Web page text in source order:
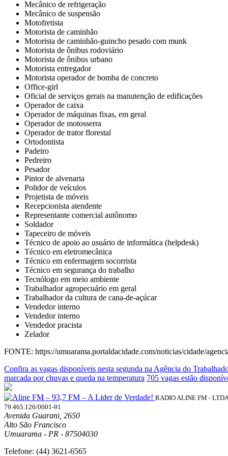
Mecânico de refrigeração
Mecânico de suspensão
Motofretista
Motorista de caminhão
Motorista de caminhão-guincho pesado com munk
Motorista de ônibus rodoviário
Motorista de ônibus urbano
Motorista entregador
Motorista operador de bomba de concreto
Office-girl
Oficial de serviços gerais na manutenção de edificações
Operador de caixa
Operador de máquinas fixas, em geral
Operador de motosserra
Operador de trator florestal
Ortodontista
Padeiro
Pedreiro
Pesador
Pintor de alvenaria
Polidor de veículos
Projetista de móveis
Recepcionista atendente
Representante comercial autônomo
Soldador
Tapeceiro de móveis
Técnico de apoio ao usuário de informática (helpdesk)
Técnico em eletromecânica
Técnico em enfermagem socorrista
Técnico em segurança do trabalho
Tecnólogo em meio ambiente
Trabalhador agropecuário em geral
Trabalhador da cultura de cana-de-açúcar
Vendedor interno
Vendedor interno
Vendedor pracista
Zelador
FONTE: https://umuarama.portaldacidade.com/noticias/cidade/
Confira as vagas disponíveis nesta segunda na Agência do
marcada por chuvas e queda na temperatura 705 vagas estão
RADIO ALINE FM -
79.465.126/0001-91
Avenida Guarani, 2650
Alto São Francisco
Umuarama - PR - 87504030
Telefone: (44) 3621-6565